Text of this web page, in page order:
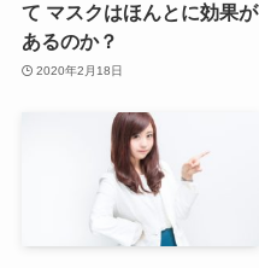
て マスクはほんとに効果が
あるのか？
2020年2月18日